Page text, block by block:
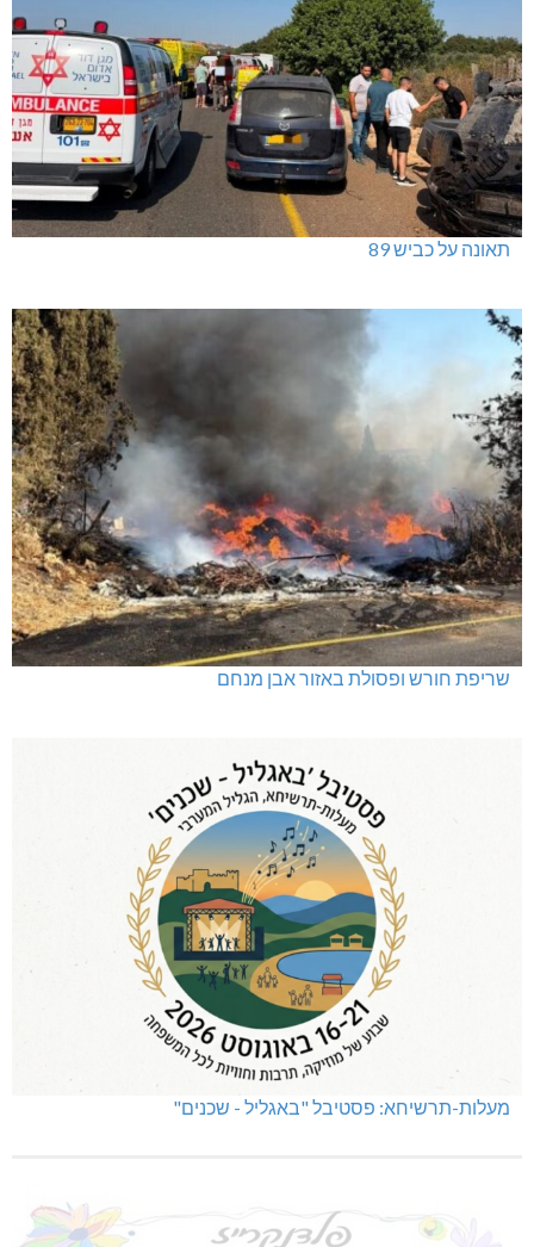
תאונה על כביש 89
שריפת חורש ופסולת באזור אבן מנחם
מעלות-תרשיחא: פסטיבל "באגליל - שכנים"